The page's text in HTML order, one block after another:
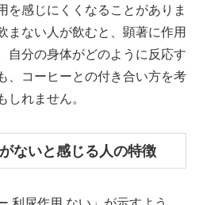
を感じにくくなることがありま
まない人が飲むと、顕著に作用
自分の身体がどのように反応す
、コーヒーとの付き合い方を考
しれません。
ないと感じる人の特徴